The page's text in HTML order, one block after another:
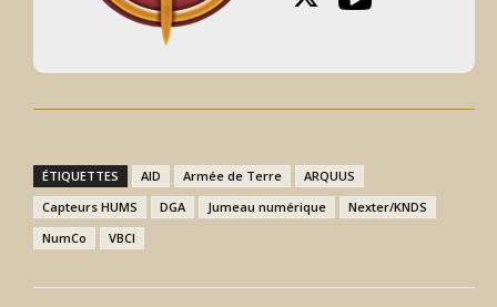
ÉTIQUETTES AID Armée de Terre
ARQUUS
Capteurs HUMS
DGA Jumeau numérique
Nexter/KNDS
NumCo
VBCI